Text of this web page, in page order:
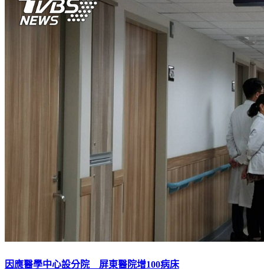
因應醫學中心設分院 屏東醫院增100病床